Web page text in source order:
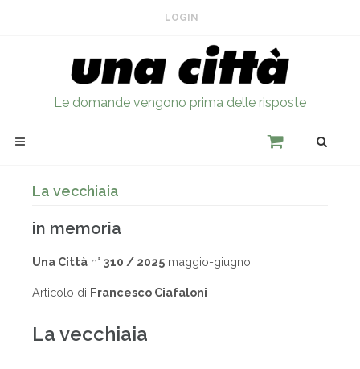
LOGIN
Le domande vengono prima delle risposte
La vecchiaia
in memoria
Una Città n° 310 / 2025 maggio-giugno
Articolo di Francesco Ciafaloni
La vecchiaia